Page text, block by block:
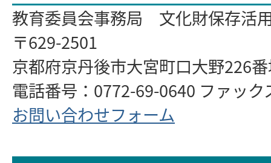
教育委員会事務局 文化財保存活
〒629-2501
京都府京丹後市大宮町口大野226
電話番号：0772-69-0640 ファッ
お問い合わせフォーム